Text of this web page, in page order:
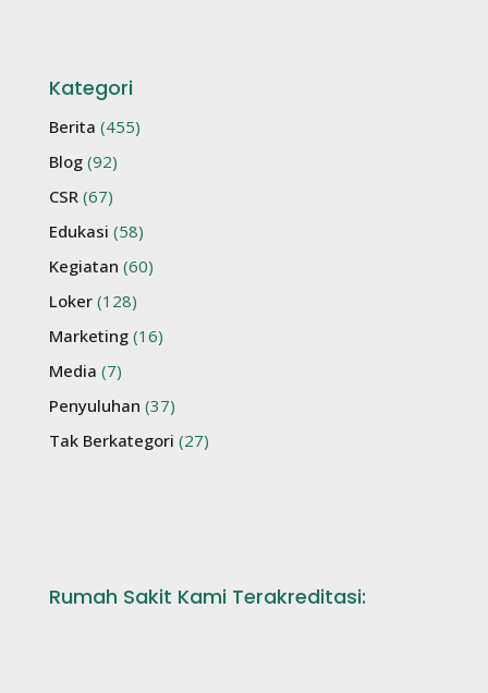
Kategori
Berita (455)
Blog (92)
CSR (67)
Edukasi (58)
Kegiatan (60)
Loker (128)
Marketing (16)
Media (7)
Penyuluhan (37)
Tak Berkategori (27)
Rumah Sakit Kami Terakreditasi: